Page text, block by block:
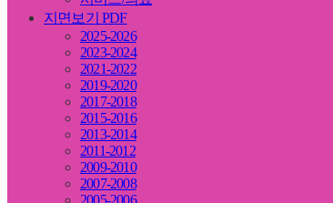
지면보기 PDF
2025-2026
2023-2024
2021-2022
2019-2020
2017-2018
2015-2016
2013-2014
2011-2012
2009-2010
2007-2008
2005-2006